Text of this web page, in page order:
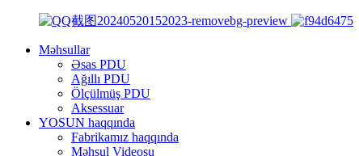
Məhsullar
Əsas PDU
Ağıllı PDU
Ölçülmüş PDU
Aksessuar
YOSUN haqqında
Fabrikamız haqqında
Məhsul Videosu